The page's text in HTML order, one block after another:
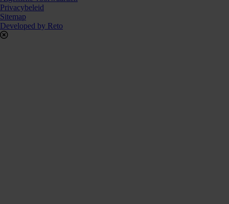
Privacybeleid
Sitemap
Developed by Reto